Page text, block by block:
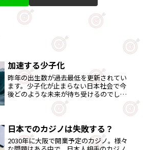
加速する少子化
昨年の出生数が過去最低を更新されてい
ます。少子化が止まらない日本社会で今
後どのような未来が待ち受けるのでしょ
日本でのカジノは失敗する？
2030年に大阪で開業予定のカジノ。様々